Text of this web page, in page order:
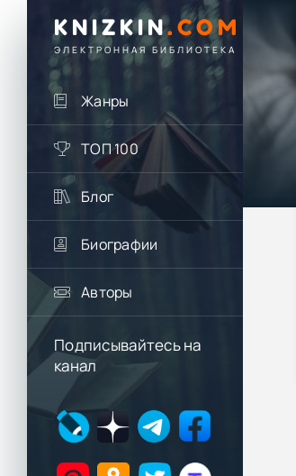
KNIZKIN. COM
ЭЛЕКТРОННАЯ БИБЛИОТЕКА
Жанры
ТОП 100
Блог
Биографии
Авторы
Подписывайтесь на
канал